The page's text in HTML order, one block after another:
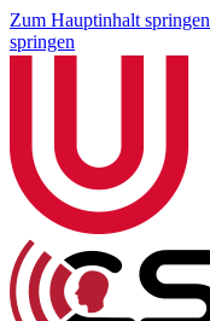
Zum Hauptinhalt springen
springen